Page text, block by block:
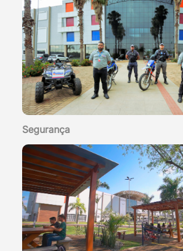
Segurança